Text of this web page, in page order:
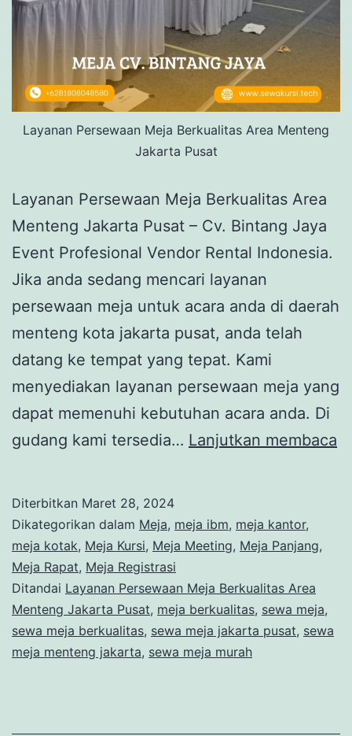
Layanan Persewaan Meja Berkualitas Area Menteng
Jakarta Pusat
Layanan Persewaan Meja Berkualitas Area
Menteng Jakarta Pusat – Cv. Bintang Jaya
Event Profesional Vendor Rental Indonesia.
Jika anda sedang mencari layanan
persewaan meja untuk acara anda di daerah
menteng kota jakarta pusat, anda telah
datang ke tempat yang tepat. Kami
menyediakan layanan persewaan meja yang
dapat memenuhi kebutuhan acara anda. Di
gudang kami tersedia… Lanjutkan membaca
Diterbitkan Maret 28, 2024
Dikategorikan dalam Meja, meja ibm, meja kantor,
meja kotak, Meja Kursi, Meja Meeting, Meja Panjang,
Meja Rapat, Meja Registrasi
Ditandai Layanan Persewaan Meja Berkualitas Area
Menteng Jakarta Pusat, meja berkualitas, sewa meja,
sewa meja berkualitas, sewa meja jakarta pusat, sewa
meja menteng jakarta, sewa meja murah